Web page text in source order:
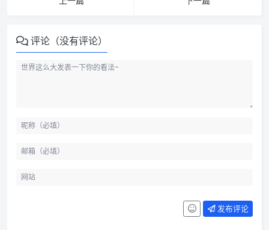
评论（没有评论）
发布评论